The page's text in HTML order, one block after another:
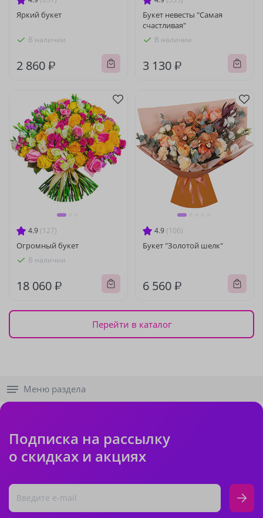
Яркий букет
В наличии
2 860 ₽
Букет невесты "Самая
счастливая"
В наличии
3 130 ₽
4.9 (127)
Огромный букет
В наличии
18 060 ₽
4.9 (106)
Букет "Золотой шелк"
6 560 ₽
Перейти в каталог
Меню раздела
Подписка на рассылку
о скидках и акциях